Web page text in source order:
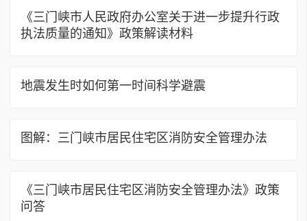
《三门峡市人民政府办公室关于进一步提升行政
执法质量的通知》政策解读材料
地震发生时如何第一时间科学避震
图解：三门峡市居民住宅区消防安全管理办法
《三门峡市居民住宅区消防安全管理办法》政策
问答